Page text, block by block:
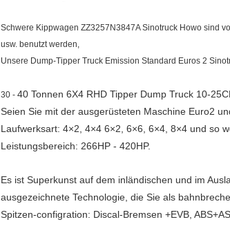
Schwere Kippwagen ZZ3257N3847A Sinotruck Howo sind
usw. benutzt werden,
Unsere Dump-Tipper Truck Emission Standard Euros 2
30 - 40 Tonnen 6X4 RHD Tipper Dump Truck 10-
Seien Sie mit der ausgerüsteten Maschine Euro2
Laufwerksart: 4×2, 4×4 6×2, 6×6, 6×4, 8×4 und so
Leistungsbereich: 266HP - 420HP.
Es ist Superkunst auf dem inländischen und im
ausgezeichnete Technologie, die Sie als
Spitzen-configration: Discal-Bremsen +EVB,